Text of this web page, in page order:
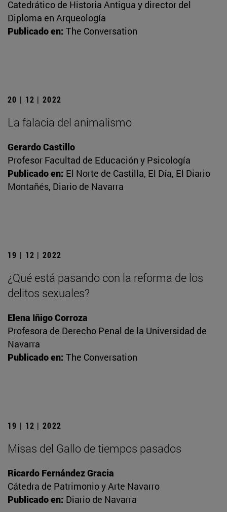
Catedrático de Historia Antigua y director del
Diploma en Arqueología
Publicado en: The Conversation
20 | 12 | 2022
La falacia del animalismo
Gerardo Castillo
Profesor Facultad de Educación y Psicología
Publicado en: El Norte de Castilla, El Día, El Diario
Montañés, Diario de Navarra
19 | 12 | 2022
¿Qué está pasando con la reforma de los
delitos sexuales?
Elena Iñigo Corroza
Profesora de Derecho Penal de la Universidad de
Navarra
Publicado en: The Conversation
19 | 12 | 2022
Misas del Gallo de tiempos pasados
Ricardo Fernández Gracia
Cátedra de Patrimonio y Arte Navarro
Publicado en: Diario de Navarra